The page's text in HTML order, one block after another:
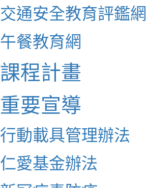
交通安全教育評鑑網
午餐教育網
課程計畫
重要宣導
行動載具管理辦法
仁愛基金辦法